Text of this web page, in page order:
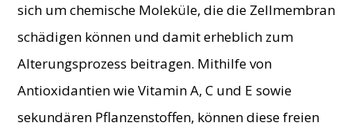
sich um chemische Moleküle, die die Zellmembran
schädigen können und damit erheblich zum
Alterungsprozess beitragen. Mithilfe von
Antioxidantien wie Vitamin A, C und E sowie
sekundären Pflanzenstoffen, können diese freien